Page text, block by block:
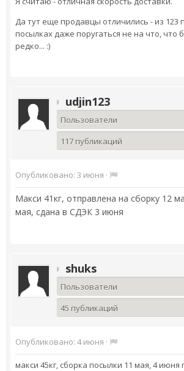
Да тут еще продавцы отличились - из 123
посылках даже поругаться не на что, что
редко... :)
udjin123
Пользователи
117 публикаций
Опубликовано: 3 июня ·
Макси 41кг, отправлена на сборку 12
мая, сдана в СДЭК 3 июня
shuks
Пользователи
45 публикаций
Опубликовано: 4 июня ·
макси 45кг, сборка посылки 11 мая, 4 июня